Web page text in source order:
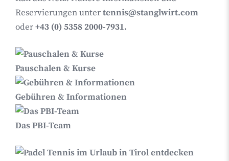
Reservierungen untertennis@stanglwirt.com
oder+43 (0) 5358 2000-7931.
Pauschalen & Kurse
Gebühren & Informationen
Das PBI-Team